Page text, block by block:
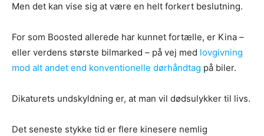
Men det kan vise sig at være en helt forkert beslutning.
For som Boosted allerede har kunnet fortælle, er Kina –
eller verdens største bilmarked – på vej med lovgivning
mod alt andet end konventionelle dørhåndtag på biler.
Dikaturets undskyldning er, at man vil dødsulykker til livs.
Det seneste stykke tid er flere kinesere nemlig